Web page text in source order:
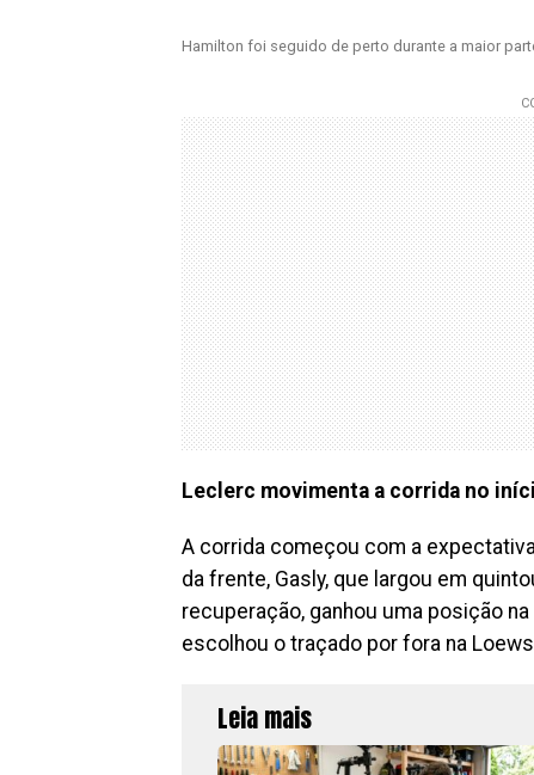
Hamilton foi seguido de perto durante a maior
Leclerc movimenta a corrida no
A corrida começou com a
da frente, Gasly, que largou em
recuperação, ganhou uma posição
escolhou o traçado por fora na
Leia mais